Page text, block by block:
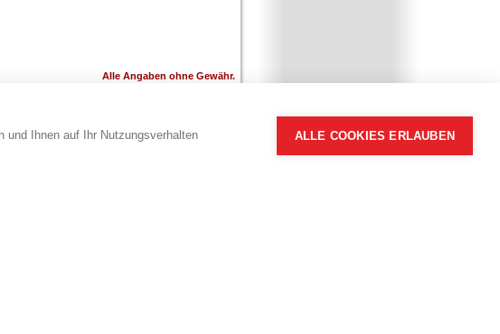
Ihnen auf Ihr Nutzungsverhalten
ALLE COOKIES ERLAUBEN
Alle Angaben ohne Gewähr.